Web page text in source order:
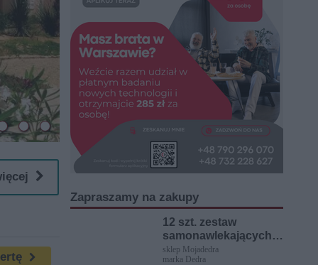
Zapraszamy na zakupy
12 szt. zestaw
samonawlekających
igieł
sklep Mojadedra
marka Dedra